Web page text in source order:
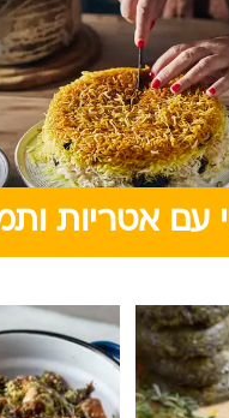
עם אטריות